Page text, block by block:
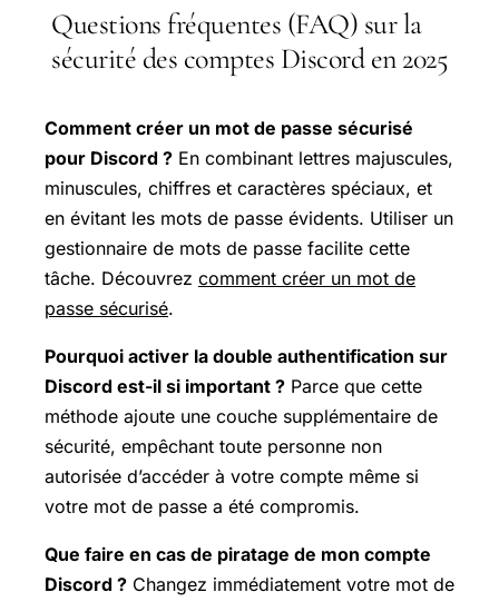
Questions fréquentes (FAQ) sur la
sécurité des comptes Discord en 2025
Comment créer un mot de passe sécurisé
pour Discord ? En combinant lettres majuscules,
minuscules, chiffres et caractères spéciaux, et
en évitant les mots de passe évidents. Utiliser un
gestionnaire de mots de passe facilite cette
tâche. Découvrez comment créer un mot de
passe sécurisé.
Pourquoi activer la double authentification sur
Discord est-il si important ? Parce que cette
méthode ajoute une couche supplémentaire de
sécurité, empêchant toute personne non
autorisée d’accéder à votre compte même si
votre mot de passe a été compromis.
Que faire en cas de piratage de mon compte
Discord ? Changez immédiatement votre mot de